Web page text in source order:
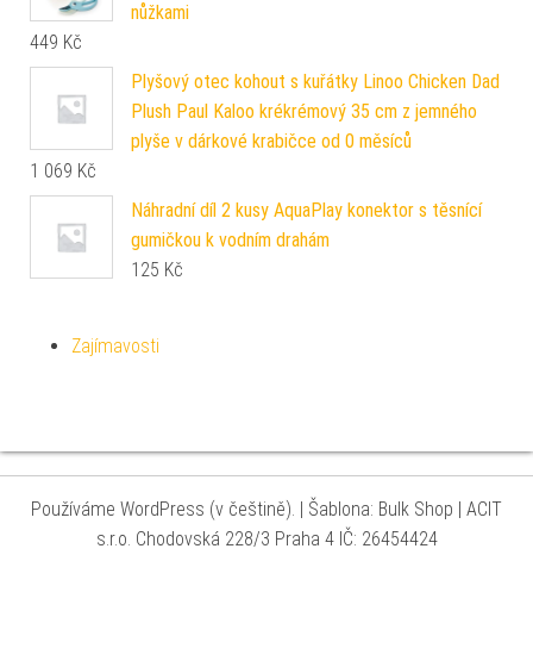
nůžkami
449 Kč
Plyšový otec kohout s kuřátky Linoo Chicken Dad
Plush Paul Kaloo krékrémový 35 cm z jemného
plyše v dárkové krabičce od 0 měsíců
1 069 Kč
Náhradní díl 2 kusy AquaPlay konektor s těsnící
gumičkou k vodním drahám
125 Kč
Zajímavosti
Používáme WordPress (v češtině). | Šablona: Bulk Shop | ACIT
s.r.o. Chodovská 228/3 Praha 4 IČ: 26454424